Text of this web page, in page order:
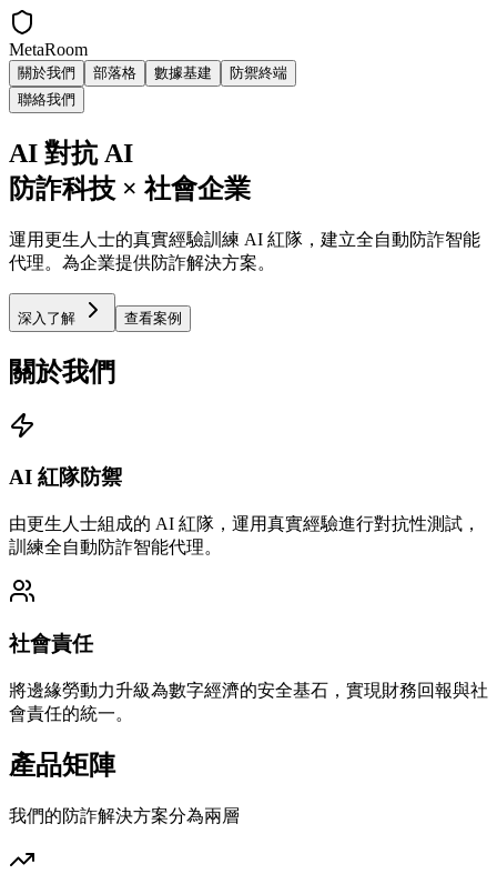
MetaRoom
關於我們 部落格 數據基建
防禦終端
聯絡我們
AI 對抗 AI
防詐科技 × 社會企業
運用更生人士的真實經驗訓練 AI 紅隊，建立全自動防詐智能
代理。為企業提供防詐解決方案。
深入了解 查看案例
關於我們
AI 紅隊防禦
由更生人士組成的 AI 紅隊，運用真實經驗進行對抗性測試，
訓練全自動防詐智能代理。
社會責任
將邊緣勞動力升級為數字經濟的安全基石，實現財務回報與社
會責任的統一。
產品矩陣
我們的防詐解決方案分為兩層